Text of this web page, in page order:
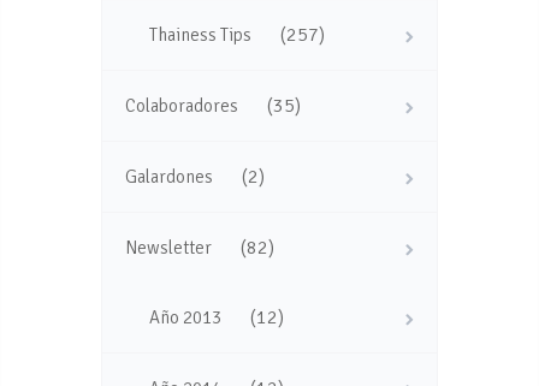
Thainess Tips (257)
Colaboradores (35)
Galardones (2)
Newsletter (82)
Año 2013 (12)